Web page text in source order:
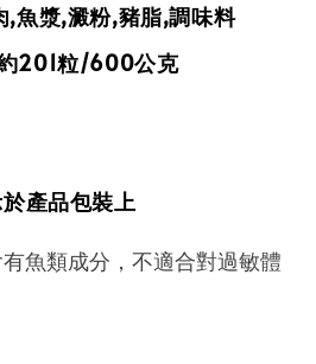
,魚漿,澱粉,豬脂,調味料
201粒/600公克
產品包裝上
魚類成分，不適合對過敏體